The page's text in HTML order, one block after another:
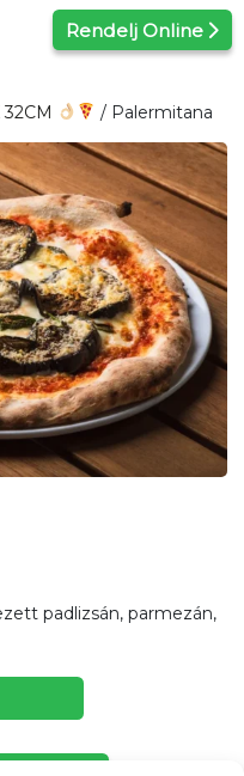
Rendelj Online
/ Palermitana
padlizsán, parmezán,